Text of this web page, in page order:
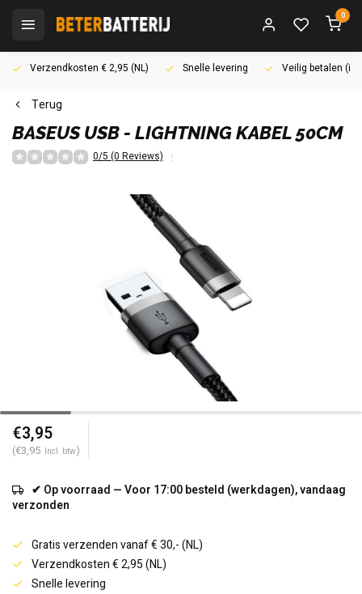
0
Verzendkosten € 2,95 (NL) Snelle levering Veilig betalen
Terug
BASEUS USB - LIGHTNING KABEL 50CM
0/5 (0 Reviews)
€3,95
(€3,95 Incl. btw)
✔ Op voorraad — Voor 17:00 besteld (werkdagen), vandaag
verzonden
Gratis verzenden vanaf € 30,- (NL)
Verzendkosten € 2,95 (NL)
Snelle levering